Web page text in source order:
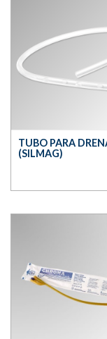
TUBO PARA
(SILMAG)